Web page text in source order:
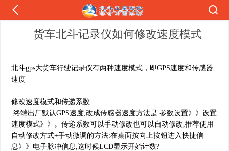
货车北斗记录仪如何修改速度模式
北斗gps大货车行驶记录仪有两种速度模式，即GPS速度和传感器
速度
修改速度模式和传递系数
终端出厂默认GPS速度,改成传感器速度方法是:参数设置》》设置
速度模式》》。传递系数可以手动修改也可以自动修改,推荐使用
自动修改方式+手动微调的方法:在桌面按向上按钮进入快捷信
息》》电子脉冲信息,这时候LCD显示开始计数?